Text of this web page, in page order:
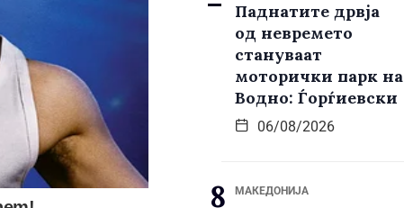
Паднатите дрвја
од невремето
стануваат
моторички парк на
Водно: Ѓорѓиевски
06/08/2026
МАКЕДОНИЈА